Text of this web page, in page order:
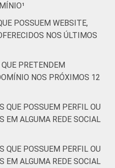
0
1 1
POSSUEM WEBSITE,
NOS ÚLTIMOS
PRETENDEM
NOS PRÓXIMOS 12
QUE POSSUEM PERFIL OU
EM ALGUMA REDE SOCIAL
QUE POSSUEM PERFIL OU
EM ALGUMA REDE SOCIAL